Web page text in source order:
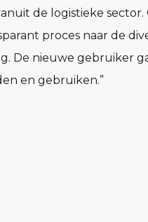
de logistieke
proces naar de
De nieuwe gebruiker
en gebruiken.”